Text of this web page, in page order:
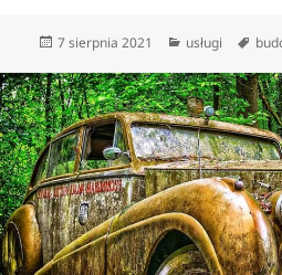
Data
7 sierpnia 2021 Kategorie
usługi Tagi